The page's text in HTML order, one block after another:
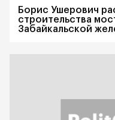
Борис Ушерович
строительства
Забайкальской